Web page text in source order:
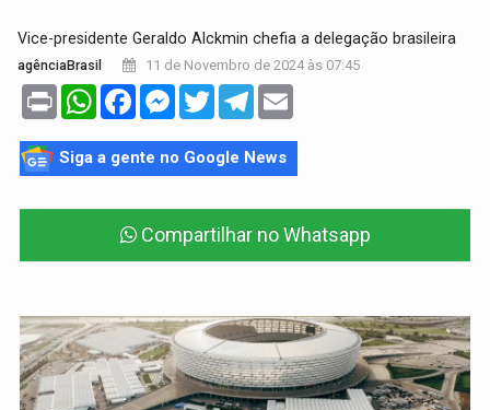
Vice-presidente Geraldo Alckmin chefia a delegação brasileira
agênciaBrasil 11 de Novembro de 2024 às 07:45
Print WhatsAppFacebookMessenger
TwitterTelegram
Siga a gente no Google News
Compartilhar no Whatsapp